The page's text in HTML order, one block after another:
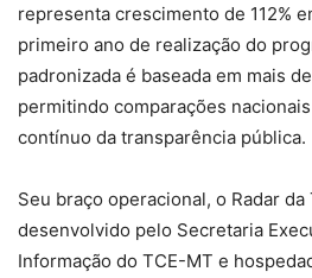
representa crescimento de 112%
primeiro ano de realização do
padronizada é baseada em mais
permitindo comparações
contínuo da transparência pública.
Seu braço operacional, o Radar
desenvolvido pelo Secretaria
Informação do TCE-MT e